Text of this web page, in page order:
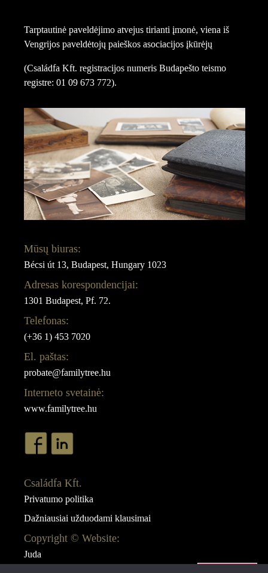
Tarptautinė paveldėjimo atvejus tirianti įmonė, viena iš
Vengrijos paveldėtojų paieškos asociacijos įkūrėjų
(Családfa Kft. registracijos numeris Budapešto teismo
registre: 01 09 673 772).
Mūsų biuras:
Bécsi út 13, Budapest, Hungary 1023
Adresas korespondencijai:
1301 Budapest, Pf. 72.
Telefonas:
(+36 1) 453 7020
El. paštas:
probate@familytree.hu
Interneto svetainė:
www.familytree.hu
Családfa Kft.
Privatumo politika
Dažniausiai užduodami klausimai
Copyright © Website:
Juda